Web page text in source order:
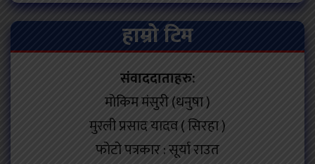
हाम्रो टिम
संवाददाताहरु:
मोकिम मंसुरी (धनुषा )
मुरली प्रसाद यादव ( सिरहा )
फोटो पत्रकार : सूर्या राउत